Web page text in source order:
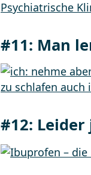
#11: Man
#12: Leider